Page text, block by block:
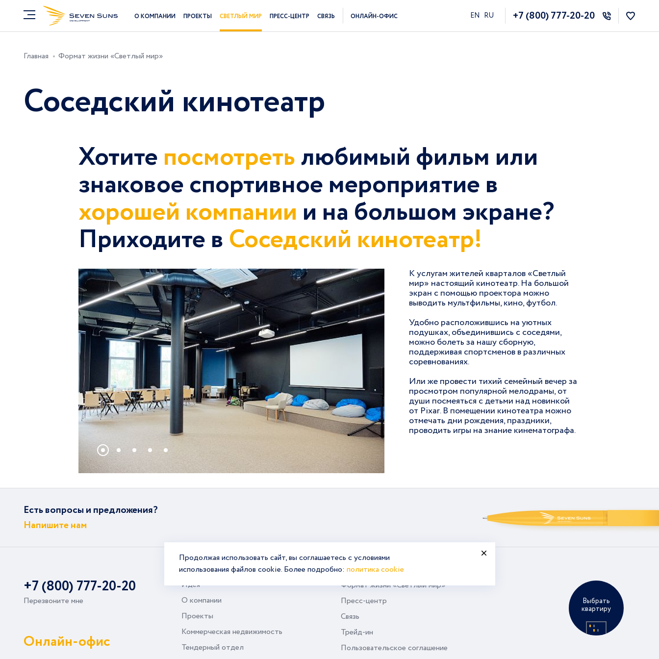
Продолжая использовать сайт, вы соглашаетесь с условиями
использования файлов cookie. Более подробно: политика cookie
О КОМПАНИИ ПРОЕКТЫ СВЕТЛЫЙ МИР ПРЕСС-ЦЕНТР СВЯЗЬ ОНЛАЙН-ОФИС EN RU +7 (800) 777-20-20
Выбрать
квартиру
Главная Формат жизни «Светлый мир»
Соседский кинотеатр
Хотитепосмотретьлюбимый фильм или
знаковое спортивное мероприятие в
хорошей компании и на большом экране?
Приходите вСоседский кинотеатр!
К услугам жителей кварталов «Светлый
мир» настоящий кинотеатр. На большой
экран с помощью проектора можно
выводить мультфильмы, кино, футбол.
Удобно расположившись на уютных
подушках, объединившись с соседями,
можно болеть за нашу сборную,
поддерживая спортсменов в различных
соревнованиях.
Или же провести тихий семейный вечер за
просмотром популярной мелодрамы, от
души посмеяться с детьми над новинкой
от Pixar. В помещении кинотеатра можно
отмечать дни рождения, праздники,
проводить игры на знание кинематографа.
Есть вопросы и предложения?
Напишите нам
+7 (800) 777-20-20
Перезвоните мне
Онлайн-офис
Идея
О компании
Проекты
Коммерческая недвижимость
Тендерный отдел
Формат жизни «Светлый мир»
Пресс-центр
Связь
Трейд-ин
Пользовательское соглашение